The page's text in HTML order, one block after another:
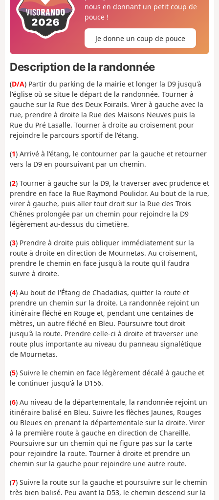
nous en donnant un petit coup de
pouce !
Je donne un coup de pouce
Description de la randonnée
(D/A) Partir du parking de la mairie et longer la D9 jusqu'à
l'église où se situe le départ de la randonnée. Tourner à
gauche sur la Rue des Deux Foirails. Virer à gauche avec la
rue, prendre à droite la Rue des Maisons Neuves puis la
Rue du Pré Lasalle. Tourner à droite au croisement pour
rejoindre le parcours sportif de l'étang.
(1) Arrivé à l'étang, le contourner par la gauche et retourner
vers la D9 en poursuivant par un chemin.
(2) Tourner à gauche sur la D9, la traverser avec prudence et
prendre en face la Rue Raymond Poulidor. Au bout de la rue,
virer à gauche, puis aller tout droit sur la Rue des Trois
Chênes prolongée par un chemin pour rejoindre la D9
légèrement au-dessus du cimetière.
(3) Prendre à droite puis obliquer immédiatement sur la
route à droite en direction de Mournetas. Au croisement,
prendre le chemin en face jusqu'à la route qu'il faudra
suivre à droite.
(4) Au bout de l'Étang de Chadadias, quitter la route et
prendre un chemin sur la droite. La randonnée rejoint un
itinéraire fléché en Rouge et, pendant une centaines de
mètres, un autre fléché en Bleu. Poursuivre tout droit
jusqu'à la route. Prendre celle-ci à droite et traverser une
route plus importante au niveau du panneau signalétique
de Mournetas.
(5) Suivre le chemin en face légèrement décalé à gauche et
le continuer jusqu'à la D156.
(6) Au niveau de la départementale, la randonnée rejoint un
itinéraire balisé en Bleu. Suivre les flèches Jaunes, Rouges
ou Bleues en prenant la départementale sur la droite. Virer
à la première route à gauche en direction de Chareille.
Poursuivre sur un chemin qui ne figure pas sur la carte
pour rejoindre la route. Tourner à droite et prendre un
chemin sur la gauche pour rejoindre une autre route.
(7) Suivre la route sur la gauche et poursuivre sur le chemin
très bien balisé. Peu avant la D53, le chemin descend sur la